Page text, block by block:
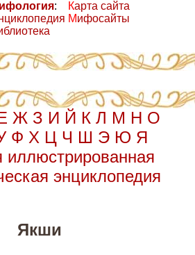
ифология:
Карта сайта
Мифосайты
Ж З И Й К Л М Н О
Ф Х Ц Ч Ш Э Ю Я
иллюстрированная
энциклопедия
Якши